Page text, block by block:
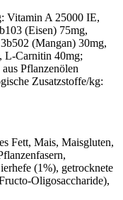
Vitamin A 25000 IE,
(Eisen) 75mg,
(Mangan) 30mg,
L-Carnitin 40mg;
Pflanzenölen
Zusatzstoffe/kg:
Fett, Mais, Maisgluten,
(1%), getrocknete
Oligosaccharide),